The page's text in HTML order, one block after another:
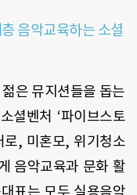
음악교육하는 소셜
은 뮤지션들을 돕는
셜벤처 ‘파이브스토
로, 미혼모, 위기청소
음악교육과 문화 활